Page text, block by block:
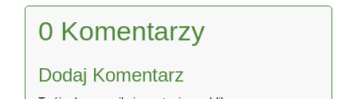
0 Komentarzy
Dodaj Komentarz